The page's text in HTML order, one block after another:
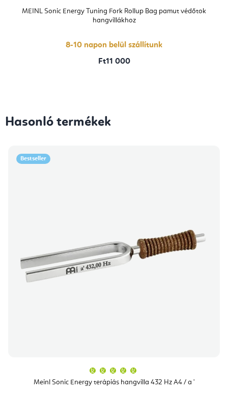
MEINL Sonic Energy Tuning Fork Rollup Bag pamut védőtok
hangvillákhoz
8-10 napon belül szállítunk
Ft11 000
Hasonló termékek
Bestseller
Meinl Sonic Energy terápiás hangvilla 432 Hz A4 / a '
átlagos
értékelése